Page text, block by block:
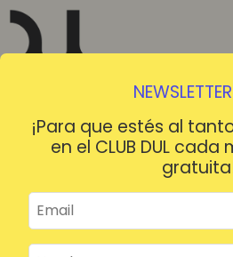
¡Para que estés al
en el CLUB DUL
¡HOLA!